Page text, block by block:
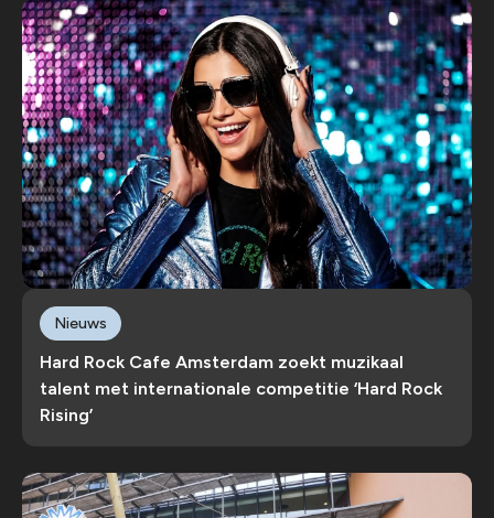
Hard Rock Cafe Amsterdam zoekt muzikaal
talent met internationale competitie ‘Hard Rock
Rising’
Nieuws